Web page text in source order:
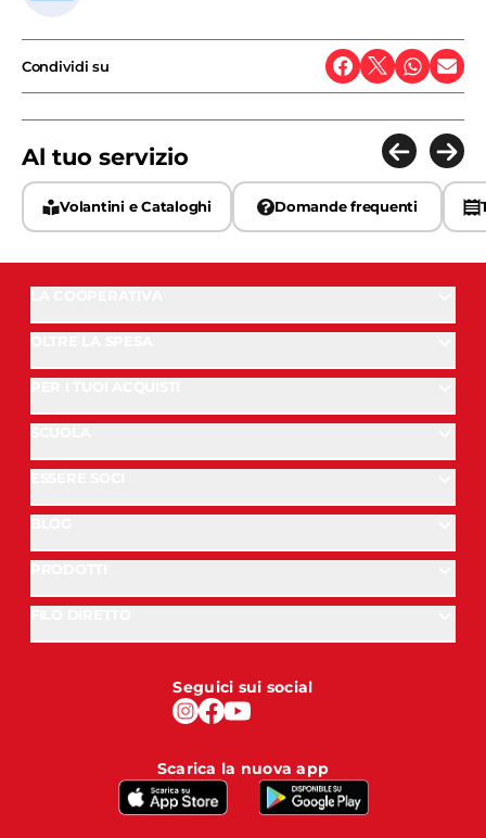
Condividi su
Al tuo servizio
Volantini e Cataloghi Domande frequenti
Seguici sui social
Scarica la nuova app